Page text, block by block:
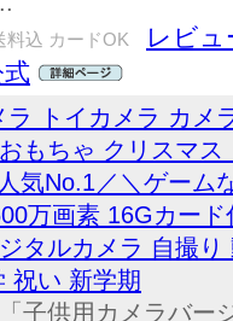
料込 カードOK
レビュ
ラ トイカメラ カメ
もちゃ クリスマ
気No.1／＼ゲーム
万画素 16Gカー
タルカメラ 自撮
祝い 新学期
「子供用カメラバ